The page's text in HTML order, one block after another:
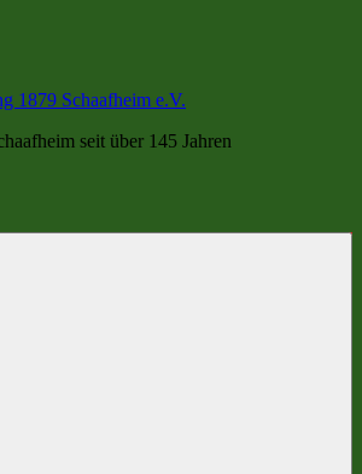
1879 Schaafheim e.V.
seit über 145 Jahren